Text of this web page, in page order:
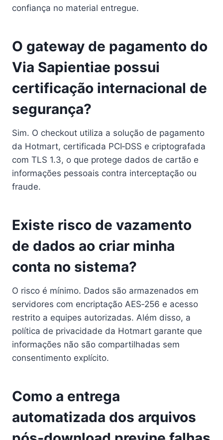
confiança no material entregue.
O gateway de pagamento do
Via Sapientiae possui
certificação internacional de
segurança?
Sim. O checkout utiliza a solução de pagamento
da Hotmart, certificada PCI‑DSS e criptografada
com TLS 1.3, o que protege dados de cartão e
informações pessoais contra interceptação ou
fraude.
Existe risco de vazamento
de dados ao criar minha
conta no sistema?
O risco é mínimo. Dados são armazenados em
servidores com encriptação AES‑256 e acesso
restrito a equipes autorizadas. Além disso, a
política de privacidade da Hotmart garante que
informações não são compartilhadas sem
consentimento explícito.
Como a entrega
automatizada dos arquivos